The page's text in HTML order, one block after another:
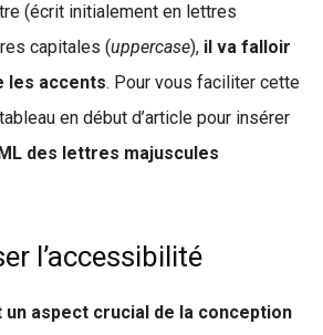
(écrit initialement en lettres
capitales (uppercase), il va falloir
les accents. Pour vous faciliter cette
en début d’article pour insérer
des lettres majuscules
l’accessibilité
un aspect crucial de la conception